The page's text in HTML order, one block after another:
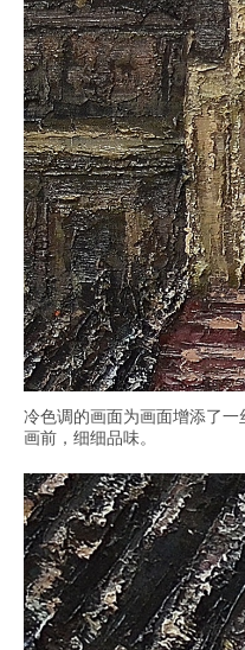
冷色调的画面为画面增添了
画前，细细品味。